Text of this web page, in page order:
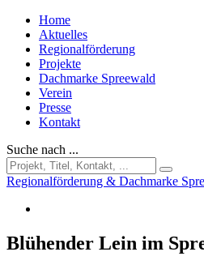
Home
Aktuelles
Regionalförderung
Projekte
Dachmarke Spreewald
Verein
Presse
Kontakt
Suche nach ...
Regionalförderung & Dachmarke
Blühender Lein im